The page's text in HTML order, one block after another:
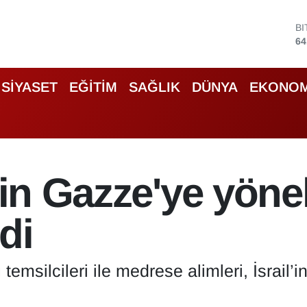
SİYASET EĞİTİM SAĞLIK DÜNYA
Gazze'ye
ile medrese alimleri, İsrail’in